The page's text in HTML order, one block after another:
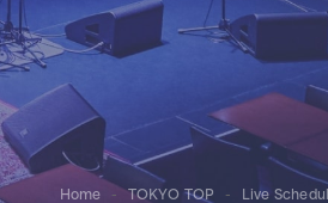
Home - TOKYO TOP - Live